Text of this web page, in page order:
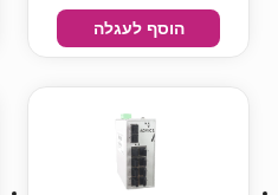
הוסף לעגלה